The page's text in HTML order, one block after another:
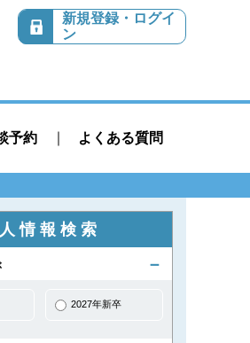
新規登録・ログイ
ン
予約 よくある質問
情報検索
2027年新卒